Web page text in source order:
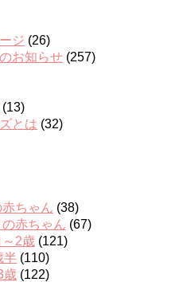
ジ (26)
お知らせ (257)
(13)
とは (32)
ちゃん (38)
赤ちゃん (67)
2歳 (121)
半 (110)
歳 (122)